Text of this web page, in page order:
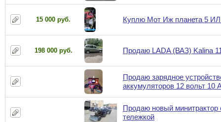
15 000 руб. Куплю Мот Иж планета 5
198 000 руб. Продаю LADA (ВАЗ) Kalina
Продаю зарядное
аккумуляторов 12 вольт 10
Продаю новый минитрактор
тележкой